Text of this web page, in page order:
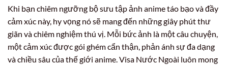
Khi bạn chiêm ngưỡng bộ sưu tập ảnh anime táo bạo và đầy
cảm xúc này, hy vọng nó sẽ mang đến những giây phút thư
giãn và chiêm nghiệm thú vị. Mỗi bức ảnh là một câu chuyện,
một cảm xúc được gói ghém cẩn thận, phản ánh sự đa dạng
và chiều sâu của thế giới anime. Visa Nước Ngoài luôn mong